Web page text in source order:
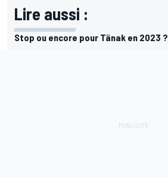
Lire aussi :
Stop ou encore pour Tänak en 2023 ?